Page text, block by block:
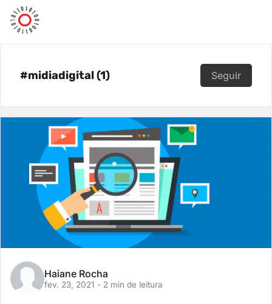
#midiadigital (1) Seguir
Haiane Rocha
fev. 23, 2021 - 2 min de leitura